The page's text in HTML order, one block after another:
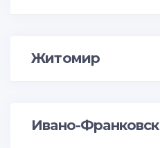
Житомир
Ивано-Франковск